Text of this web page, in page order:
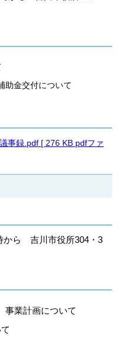
助金交付について
事録.pdf [ 276 KB pdfファ
から 吉川市役所304・3
事業計画について